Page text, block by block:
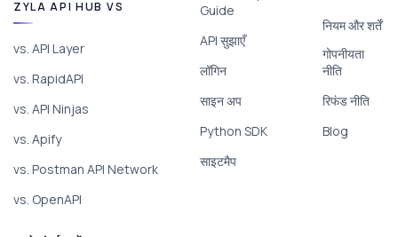
ZYLA API HUB VS
vs. API Layer
vs. RapidAPI
vs. API Ninjas
vs. Apify
vs. Postman API Network
vs. OpenAPI
Guide
API सुझाएँ
लॉगिन
साइन अप
Python SDK
साइटमैप
नियम और शर्तें
गोपनीयता
नीति
रिफंड नीति
Blog